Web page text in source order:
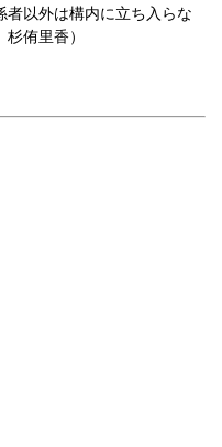
者以外は構内に立ち入らな
侑里香）